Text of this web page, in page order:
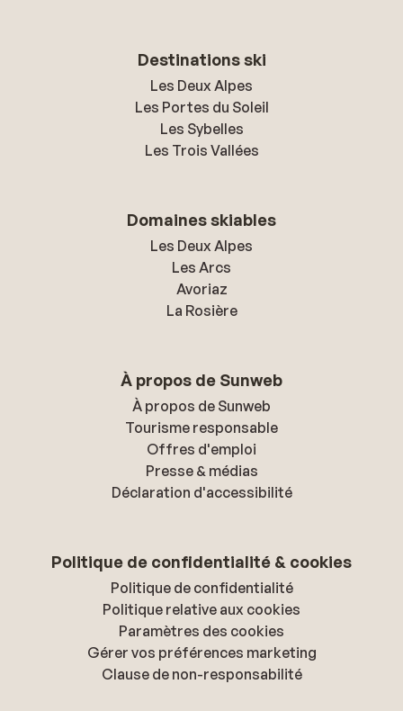
Destinations ski
Les Deux Alpes
Les Portes du Soleil
Les Sybelles
Les Trois Vallées
Domaines skiables
Les Deux Alpes
Les Arcs
Avoriaz
La Rosière
À propos de Sunweb
À propos de Sunweb
Tourisme responsable
Offres d'emploi
Presse & médias
Déclaration d'accessibilité
Politique de confidentialité & cookies
Politique de confidentialité
Politique relative aux cookies
Paramètres des cookies
Gérer vos préférences marketing
Clause de non-responsabilité